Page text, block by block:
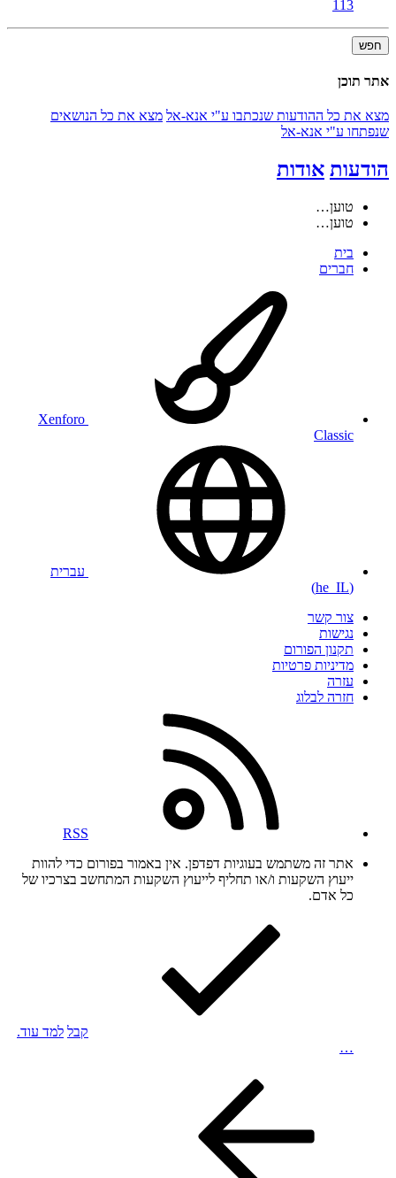
113
חפש
אתר תוכן
מצא את כל ההודעות שנכתבו ע"י אנא-אל מצא את כל הנושאים
שנפתחו ע"י אנא-אל
הודעות אודות
טוען…
טוען…
בית
חברים
Xenforo
Classic
עברית
(he_IL)
צור קשר
נגישות
תקנון הפורום
מדיניות פרטיות
עזרה
חזרה לבלוג
RSS
אתר זה משתמש בעוגיות דפדפן. אין באמור בפורום כדי להוות
ייעוץ השקעות ו/או תחליף לייעוץ השקעות המתחשב בצרכיו של
כל אדם.
קבל למד עוד.
…